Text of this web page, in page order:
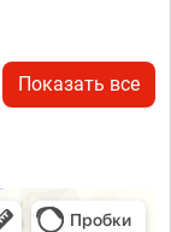
Показать все